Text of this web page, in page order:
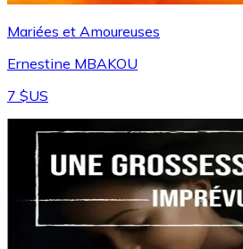
Mariées et Amoureuses
Ernestine MBAKOU
7 $US